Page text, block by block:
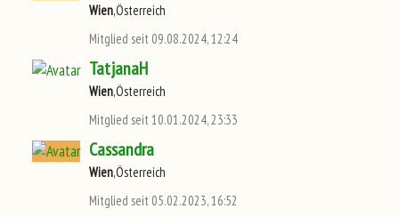
Wien,Österreich
Mitglied seit 09.08.2024, 12:24
TatjanaH
Wien,Österreich
Mitglied seit 10.01.2024, 23:33
Cassandra
Wien,Österreich
Mitglied seit 05.02.2023, 16:52